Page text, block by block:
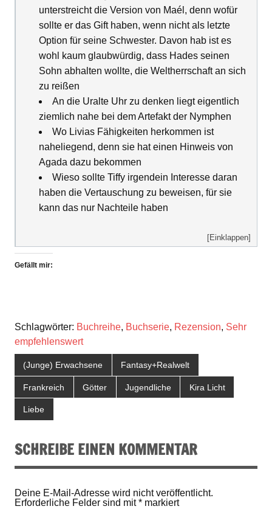
unterstreicht die Version von Maél, denn wofür
sollte er das Gift haben, wenn nicht als letzte
Option für seine Schwester. Davon hab ist es
wohl kaum glaubwürdig, dass Hades seinen
Sohn abhalten wollte, die Weltherrschaft an sich
zu reißen
An die Uralte Uhr zu denken liegt eigentlich
ziemlich nahe bei dem Artefakt der Nymphen
Wo Livias Fähigkeiten herkommen ist
naheliegend, denn sie hat einen Hinweis von
Agada dazu bekommen
Wieso sollte Tiffy irgendein Interesse daran
haben die Vertauschung zu beweisen, für sie
kann das nur Nachteile haben
[Einklappen]
Gefällt mir:
Schlagwörter: Buchreihe, Buchserie, Rezension, Sehr
empfehlenswert
(Junge) Erwachsene Fantasy+Realwelt
Frankreich Götter Jugendliche Kira Licht
Liebe
SCHREIBE EINEN KOMMENTAR
Deine E-Mail-Adresse wird nicht veröffentlicht.
Erforderliche Felder sind mit* markiert